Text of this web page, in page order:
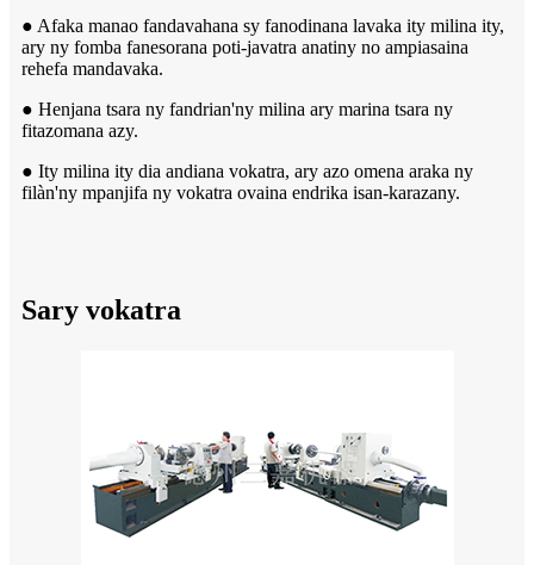
● Afaka manao fandavahana sy fanodinana lavaka ity milina ity,
ary ny fomba fanesorana poti-javatra anatiny no ampiasaina
rehefa mandavaka.
● Henjana tsara ny fandrian'ny milina ary marina tsara ny
fitazomana azy.
● Ity milina ity dia andiana vokatra, ary azo omena araka ny
filàn'ny mpanjifa ny vokatra ovaina endrika isan-karazany.
Sary vokatra